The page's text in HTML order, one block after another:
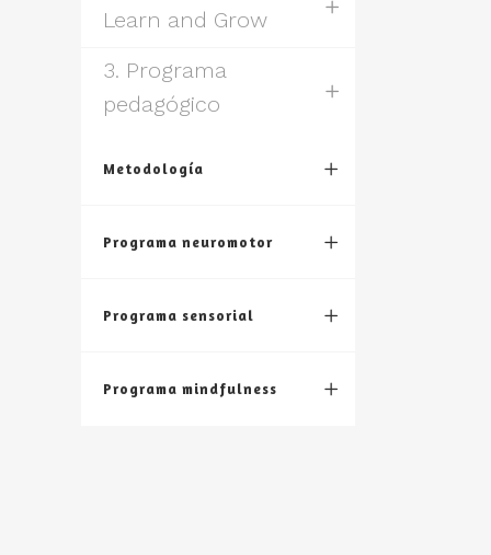
Learn and Grow
3. Programa
pedagógico
Metodología
Programa neuromotor
Programa sensorial
Programa mindfulness